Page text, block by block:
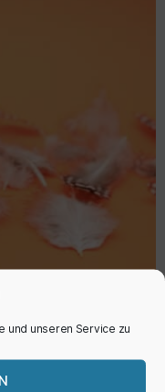
und unseren Service zu